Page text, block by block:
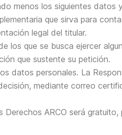
menos los siguientes
que sirva para
legal del titular.
los que se busca ejercer
que sustente su petición.
datos personales. La
mediante correo
ARCO será